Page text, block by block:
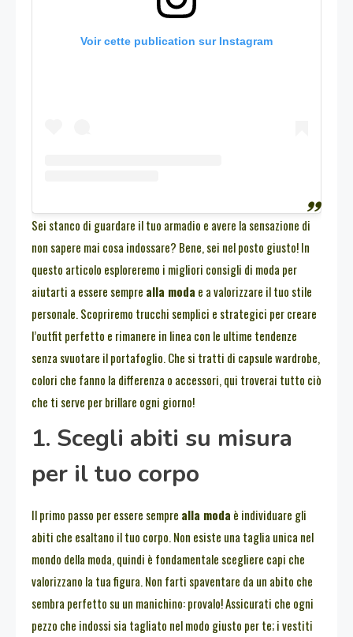
Voir cette publication sur Instagram
Sei stanco di guardare il tuo armadio e avere la sensazione di
non sapere mai cosa indossare? Bene, sei nel posto giusto! In
questo articolo esploreremo i migliori consigli di moda per
aiutarti a essere sempre alla moda e a valorizzare il tuo stile
personale. Scopriremo trucchi semplici e strategici per creare
l’outfit perfetto e rimanere in linea con le ultime tendenze
senza svuotare il portafoglio. Che si tratti di capsule wardrobe,
colori che fanno la differenza o accessori, qui troverai tutto ciò
che ti serve per brillare ogni giorno!
1. Scegli abiti su misura
per il tuo corpo
Il primo passo per essere sempre alla moda è individuare gli
abiti che esaltano il tuo corpo. Non esiste una taglia unica nel
mondo della moda, quindi è fondamentale scegliere capi che
valorizzano la tua figura. Non farti spaventare da un abito che
sembra perfetto su un manichino: provalo! Assicurati che ogni
pezzo che indossi sia tagliato nel modo giusto per te; i vestiti